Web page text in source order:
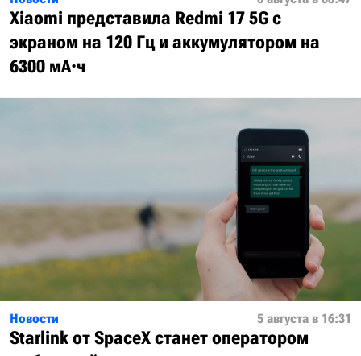
Xiaomi представила Redmi 17 5G с
экраном на 120 Гц и аккумулятором на
6300 мА·ч
Новости 5 августа в 16:31
Starlink от SpaceX станет оператором